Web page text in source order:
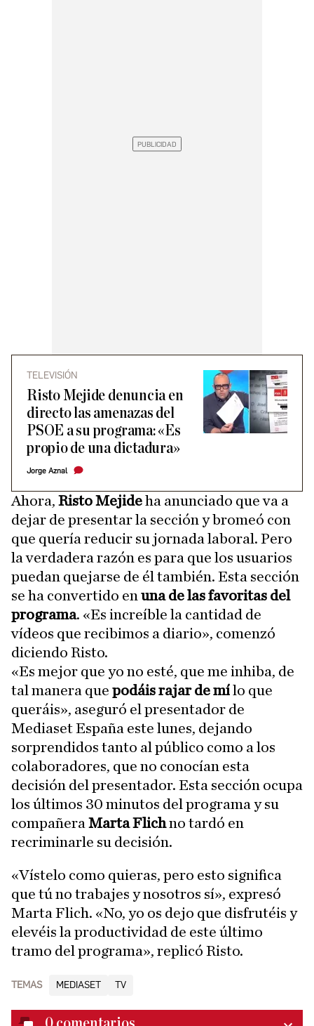
TELEVISIÓN
Risto Mejide denuncia en
directo las amenazas del
PSOE a su programa: «Es
propio de una dictadura»
Jorge Aznal
Ahora, Risto Mejideha anunciado que va a
dejar de presentar la sección y bromeó con
que quería reducir su jornada laboral. Pero
la verdadera razón es para que los usuarios
puedan quejarse de él también. Esta sección
se ha convertido en una de las favoritas del
programa. «Es increíble la cantidad de
vídeos que recibimos a diario», comenzó
diciendo Risto.
«Es mejor que yo no esté, que me inhiba, de
tal manera que podáis rajar de mílo que
queráis», aseguró el presentador de
Mediaset España este lunes, dejando
sorprendidos tanto al público como a los
colaboradores, que no conocían esta
decisión del presentador. Esta sección ocupa
los últimos 30 minutos del programa y su
compañera Marta Flichno tardó en
recriminarle su decisión.
«Vístelo como quieras, pero esto significa
que tú no trabajes y nosotros sí», expresó
Marta Flich. «No, yo os dejo que disfrutéis y
elevéis la productividad de este último
tramo del programa», replicó Risto.
TEMAS MEDIASET TV